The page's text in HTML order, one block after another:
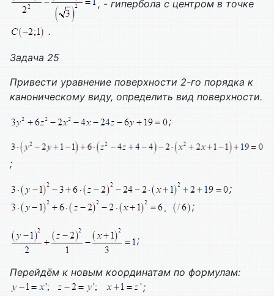
, - гипербола с центром в точке
.
Задача 25
Привести уравнение поверхности 2-го порядка к
каноническому виду, определить вид поверхности.
;
;
;
;
;
Перейдём к новым координатам по формулам:
;